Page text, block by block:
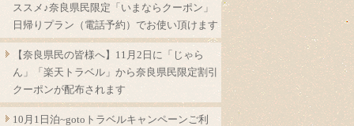
ススメ♪奈良県民限定「いまならクーポン」
日帰りプラン（電話予約）でお使い頂けます
【奈良県民の皆様へ】11月2日に「じゃら
ん」「楽天トラベル」から奈良県民限定割引
クーポンが配布されます
10月1日泊~gotoトラベルキャンペーンご利